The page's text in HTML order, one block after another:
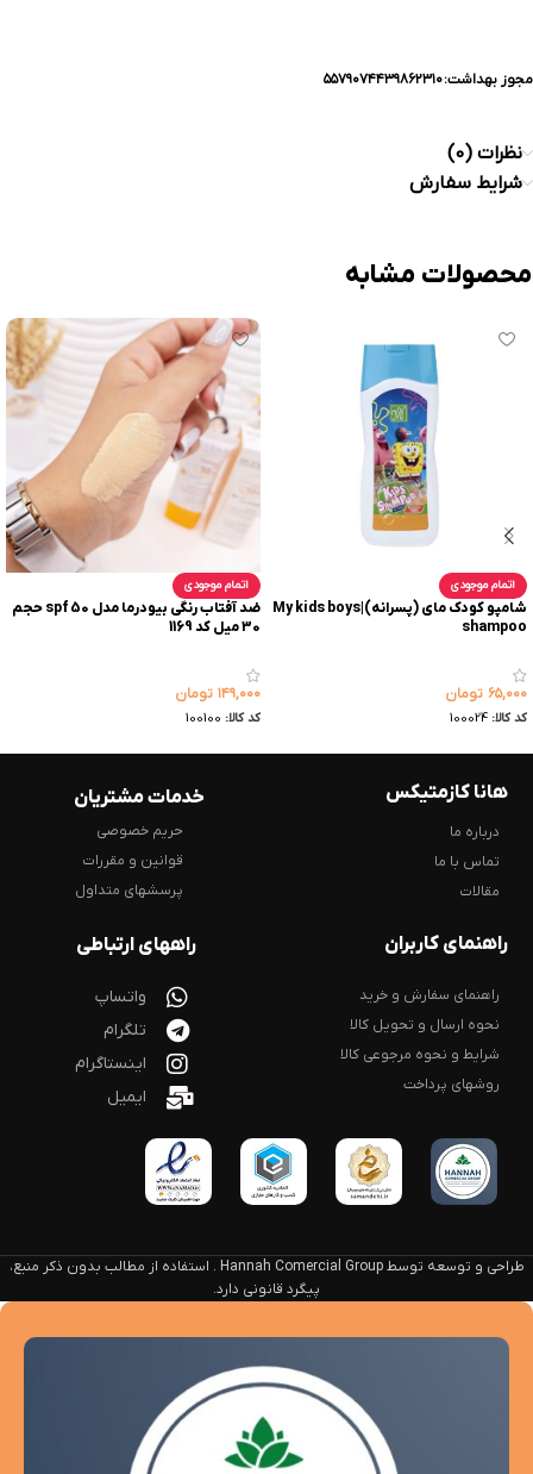
مجوز بهداشت: ۵۵۷۹۰۷۴۴۳۹۸۶۲۳۱۰
نظرات (0)
شرایط سفارش
محصولات مشابه
اتمام موجودی
شامپو کودک مای (پسرانه)|My kids boys
shampoo
۶۵,۰۰۰ تومان
کد کالا: 100024
اتمام موجودی
ضد آفتاب رنگی بیودرما مدل spf 50 حجم
30 میل کد 1169
۱۴۹,۰۰۰ تومان
کد کالا: 100100
هانا کازمتیکس
درباره ما
تماس با ما
مقالات
خدمات مشتریان
حریم خصوصی
قوانین و مقررات
پرسشهای متداول
راهنمای کاربران
راهنمای سفارش و خرید
نحوه ارسال و تحویل کالا
شرایط و نحوه مرجوعی کالا
روشهای پرداخت
راههای ارتباطی
واتساپ
تلگرام
اینستاگرام
ایمیل
طراحی و توسعه توسط Hannah Comercial Group . استفاده از مطالب بدون ذکر منبع،
پیگرد قانونی دارد.